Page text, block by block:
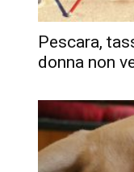
Pescara,
donna non